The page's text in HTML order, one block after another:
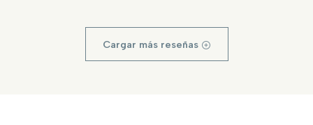
Cargar más reseñas